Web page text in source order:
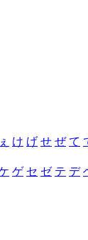
ぇ け げ せ ぜ て
ゲ セ ゼ テ デ